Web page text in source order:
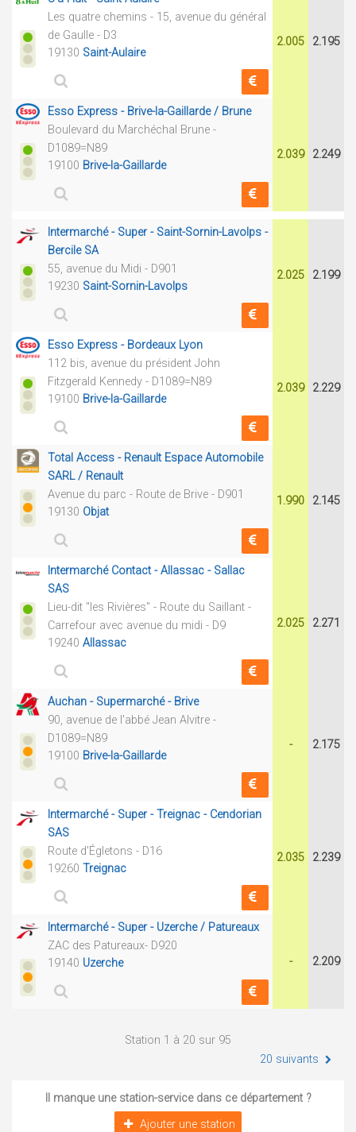
Les quatre chemins - 15, avenue du général
de Gaulle - D3
19130 Saint-Aulaire
2.005 2.195
Esso Express - Brive-la-Gaillarde / Brune
Boulevard du Marchéchal Brune -
D1089=N89
19100 Brive-la-Gaillarde
2.039 2.249
Intermarché - Super - Saint-Sornin-Lavolps -
Bercile SA
55, avenue du Midi - D901
19230 Saint-Sornin-Lavolps
2.025 2.199
Esso Express - Bordeaux Lyon
112 bis, avenue du président John
Fitzgerald Kennedy - D1089=N89
19100 Brive-la-Gaillarde
2.039 2.229
Total Access - Renault Espace Automobile
SARL / Renault
Avenue du parc - Route de Brive - D901
19130 Objat
1.990 2.145
Intermarché Contact - Allassac - Sallac
SAS
Lieu-dit "les Rivières" - Route du Saillant -
Carrefour avec avenue du midi - D9
19240 Allassac
2.025 2.271
Auchan - Supermarché - Brive
90, avenue de l'abbé Jean Alvitre -
D1089=N89
19100 Brive-la-Gaillarde
- 2.175
Intermarché - Super - Treignac - Cendorian
SAS
Route d'Égletons - D16
19260 Treignac
2.035 2.239
Intermarché - Super - Uzerche / Patureaux
ZAC des Patureaux- D920
19140 Uzerche - 2.209
Station 1 à 20 sur 95
20 suivants
Il manque une station-service dans ce département ?
Ajouter une station